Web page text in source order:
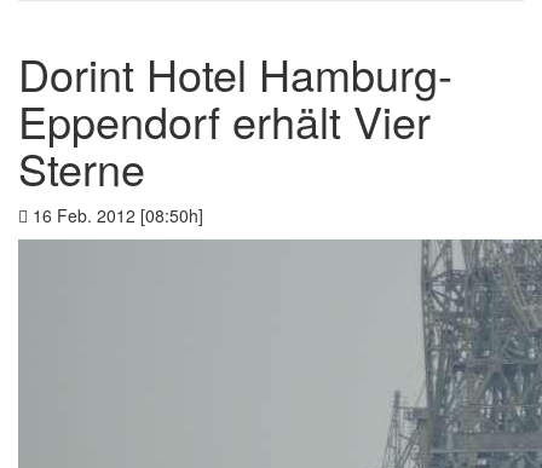
Dorint Hotel Hamburg-
Eppendorf erhält Vier
Sterne
16 Feb. 2012 [08:50h]